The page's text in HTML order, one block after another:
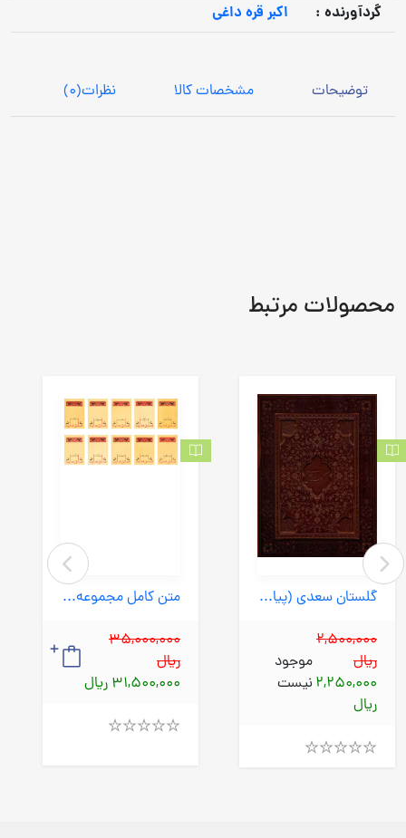
گردآورنده :
اکبر قره داغی
توضیحات مشخصات کالا نظرات(0)
محصولات مرتبط
متن کامل مجموعه آثار صادق هدایت 10 جلدی (جامه دران) رقعی قابدار
35,000,000
ریال
31,500,000 ریال
گلستان سعدی (پیام عدالت) وزیری جعبه دار چرم معطر لیزری لب طلا
2,500,000
ریال
2,250,000
ریال
موجود
نیست